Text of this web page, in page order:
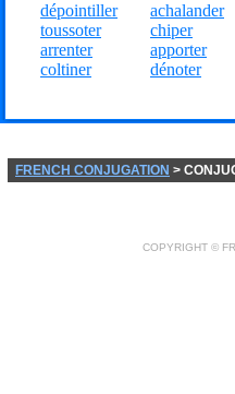
dépointiller
toussoter
arrenter
coltiner
achalander
chiper
apporter
dénoter
FRENCH CONJUGATION >
COPYRIGHT ©